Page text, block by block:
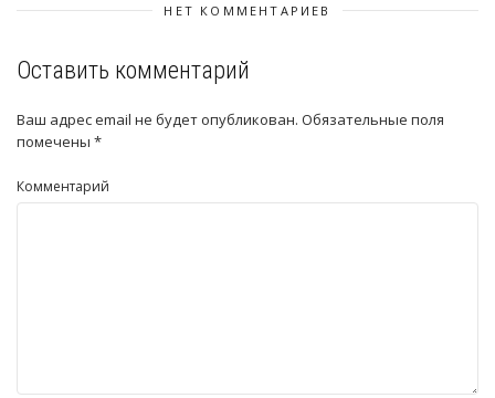
НЕТ КОММЕНТАРИЕВ
Оставить комментарий
Ваш адрес email не будет опубликован. Обязательные поля
помечены *
Комментарий